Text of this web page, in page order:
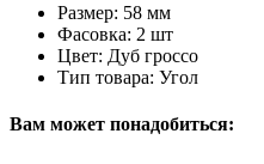
Размер: 58 мм
Фасовка: 2 шт
Цвет: Дуб гроссо
Тип товара: Угол
Вам может понадобиться: